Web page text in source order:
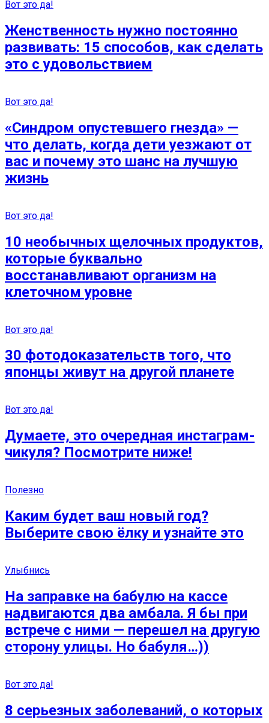
Вот это да!
Женственность нужно постоянно
развивать: 15 способов, как сделать
это с удовольствием
Вот это да!
«Синдром опустевшего гнезда» —
что делать, когда дети уезжают от
вас и почему это шанс на лучшую
жизнь
Вот это да!
10 необычных щелочных продуктов,
которые буквально
восстанавливают организм на
клеточном уровне
Вот это да!
30 фотодоказательств того, что
японцы живут на другой планете
Вот это да!
Думаете, это очередная инстаграм-
чикуля? Посмотрите ниже!
Полезно
Каким будет ваш новый год?
Выберите свою ёлку и узнайте это
Улыбнись
На заправке на бабулю на кассе
надвигаются два амбала. Я бы при
встрече с ними — перешел на другую
сторону улицы. Но бабуля…))
Вот это да!
8 серьезных заболеваний, о которых